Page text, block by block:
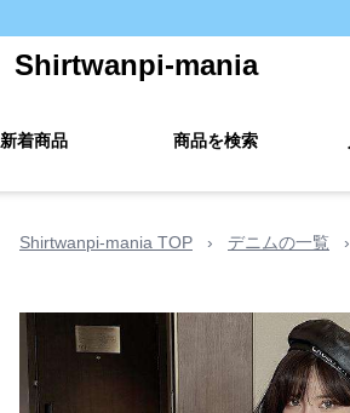
Shirtwanpi-mania
新着商品 商品を検索
Shirtwanpi-mania TOP › デニムの一覧 ›